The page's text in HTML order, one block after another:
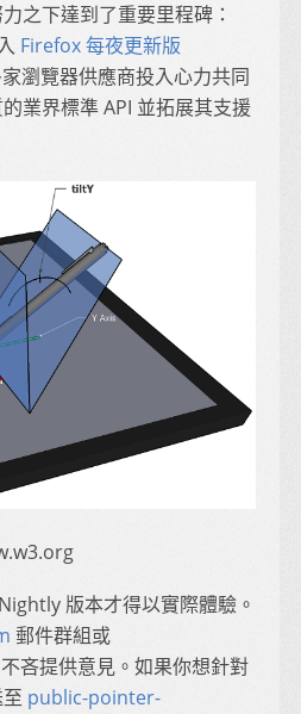
之下達到了重要里程碑：
Firefox 每夜更新版
瀏覽器供應商投入心力共同
業界標準 API 並拓展其支援
版本才得以實際體驗。
郵件群組或
不吝提供意見。如果你想針對
public-pointer-